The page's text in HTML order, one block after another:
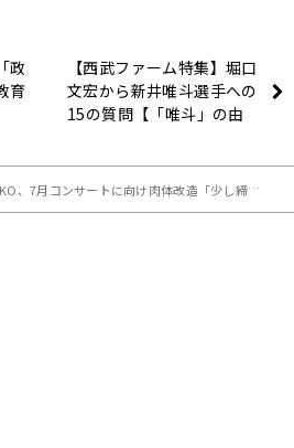
政
育
【西武ファーム特集】堀口
文宏から新井唯斗選手への
15の質問【「唯斗」の由
、7月コンサートに向け肉体改造「少し締まったでしょ？」大竹「前知らないから（笑）」